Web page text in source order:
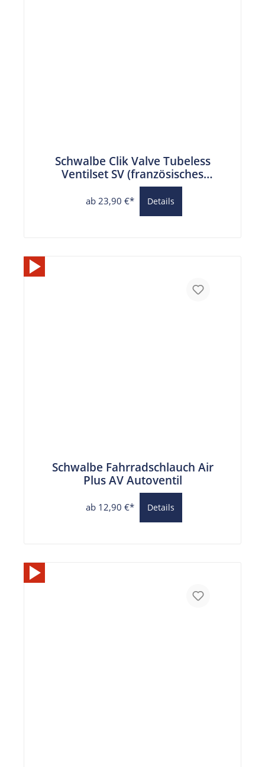
Schwalbe Clik Valve Tubeless
Ventilset SV (französisches
Ventil)
ab 23,90 €* Details
Schwalbe Fahrradschlauch Air
Plus AV Autoventil
ab 12,90 €* Details